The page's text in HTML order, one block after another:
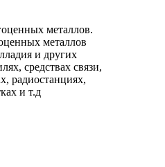
металлов.
металлов
и других
средствах связи,
радиостанциях,
и т.д